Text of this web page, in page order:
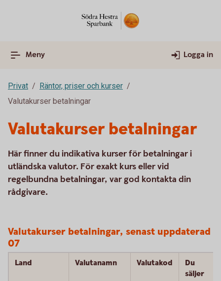
Meny Logga in
Privat
Räntor, priser och kurser
Valutakurser betalningar
Valutakurser betalningar
Här finner du indikativa kurser för betalningar i
utländska valutor. För exakt kurs eller vid
regelbundna betalningar, var god kontakta din
rådgivare.
Valutakurser betalningar, senast uppdaterad
07
Land Valutanamn Valutakod
Du
säljer